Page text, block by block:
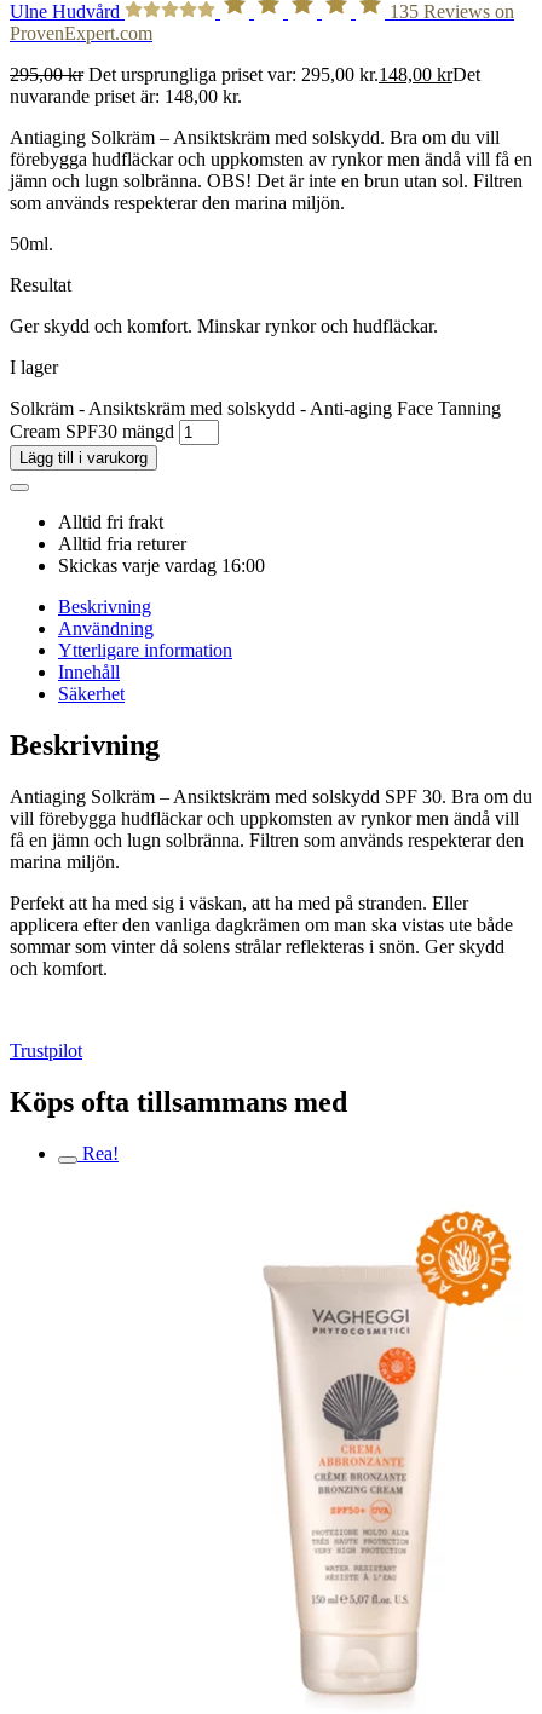
Ulne Hudvård 135 Reviews on
ProvenExpert.com
295,00kr Det ursprungliga priset var: 295,00 kr.148,00 krDet
nuvarande priset är: 148,00 kr.
Antiaging Solkräm – Ansiktskräm med solskydd. Bra om du vill
förebygga hudfläckar och uppkomsten av rynkor men ändå vill få en
jämn och lugn solbränna. OBS! Det är inte en brun utan sol. Filtren
som används respekterar den marina miljön.
50ml.
Resultat
Ger skydd och komfort. Minskar rynkor och hudfläckar.
I lager
Solkräm - Ansiktskräm med solskydd - Anti-aging Face Tanning
Cream SPF30 mängd
Lägg till i varukorg
Alltid fri frakt
Alltid fria returer
Skickas varje vardag 16:00
Beskrivning
Användning
Ytterligare information
Innehåll
Säkerhet
Beskrivning
Antiaging Solkräm – Ansiktskräm med solskydd SPF 30. Bra om du
vill förebygga hudfläckar och uppkomsten av rynkor men ändå vill
få en jämn och lugn solbränna. Filtren som används respekterar den
marina miljön.
Perfekt att ha med sig i väskan, att ha med på stranden. Eller
applicera efter den vanliga dagkrämen om man ska vistas ute både
sommar som vinter då solens strålar reflekteras i snön. Ger skydd
och komfort.
Trustpilot
Köps ofta tillsammans med
Rea!